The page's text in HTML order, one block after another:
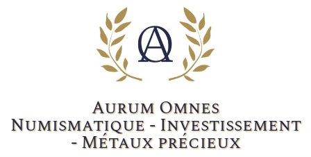
Aurum Omnes
Numismatique - Investissement
- Métaux précieux